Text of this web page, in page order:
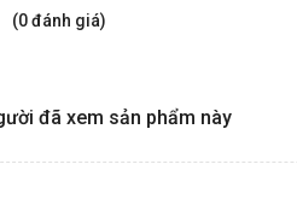
(0 đánh giá)
đã xem sản phẩm này